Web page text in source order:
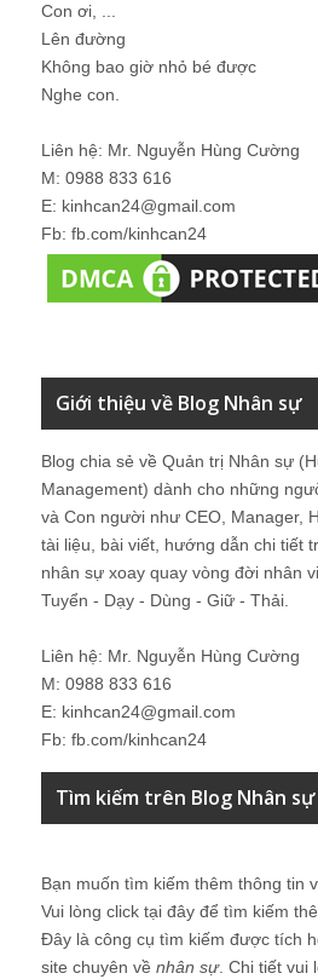
Con ơi, ...
Lên đường
Không bao giờ nhỏ bé được
Nghe con.
Liên hệ: Mr. Nguyễn Hùng Cường
M: 0988 833 616
E: kinhcan24@gmail.com
Fb: fb.com/kinhcan24
Giới thiệu về Blog Nhân sự
Blog chia sẻ về Quản trị Nhân sự
Management) dành cho những
và Con người như CEO, Manager,
tài liệu, bài viết, hướng dẫn chi tiết
nhân sự xoay quay vòng đời nhân
Tuyển - Dạy - Dùng - Giữ - Thải.
Liên hệ: Mr. Nguyễn Hùng Cường
M: 0988 833 616
E: kinhcan24@gmail.com
Fb: fb.com/kinhcan24
Tìm kiếm trên Blog Nhân sự
Bạn muốn tìm kiếm thêm thông tin
Vui lòng click tại đây để tìm kiếm
Đây là công cụ tìm kiếm được tích
site chuyên về nhân sự. Chi tiết vui